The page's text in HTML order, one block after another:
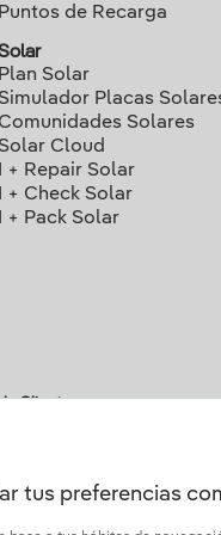
Puntos de Recarga
Plan Solar
Simulador Placas
Comunidades Solares
Solar Cloud
I + Repair Solar
I + Check Solar
I + Pack Solar
Clientes
tus preferencias